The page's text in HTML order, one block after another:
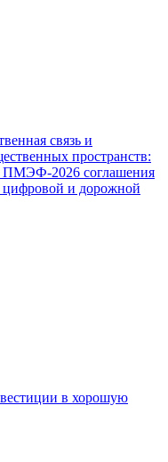
связь и
пространств:
ПМЭФ-2026 соглашения
цифровой и дорожной
в хорошую